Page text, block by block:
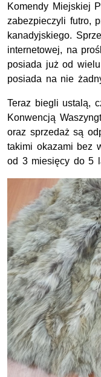
Komendy Miejskiej
zabezpieczyli futro,
kanadyjskiego.
internetowej, na
posiada już od
posiada na nie
Teraz biegli ustalą,
Konwencją
oraz sprzedaż są
takimi okazami bez
od 3 miesięcy do 5